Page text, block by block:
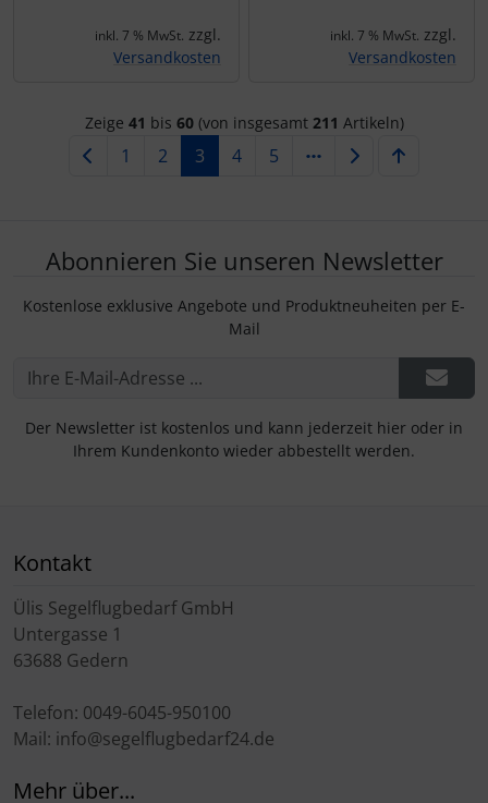
inkl. 7 % MwSt. zzgl.
Versandkosten
inkl. 7 % MwSt. zzgl.
Versandkosten
Zeige 41 bis 60(von insgesamt 211 Artikeln)
1 2 3 4 5
Abonnieren Sie unseren Newsletter
Kostenlose exklusive Angebote und Produktneuheiten per E-
Mail
Der Newsletter ist kostenlos und kann jederzeit hier oder in
Ihrem Kundenkonto wieder abbestellt werden.
Kontakt
Ülis Segelflugbedarf GmbH
Untergasse 1
63688 Gedern
Telefon: 0049-6045-950100
Mail: info@segelflugbedarf24.de
Mehr über...